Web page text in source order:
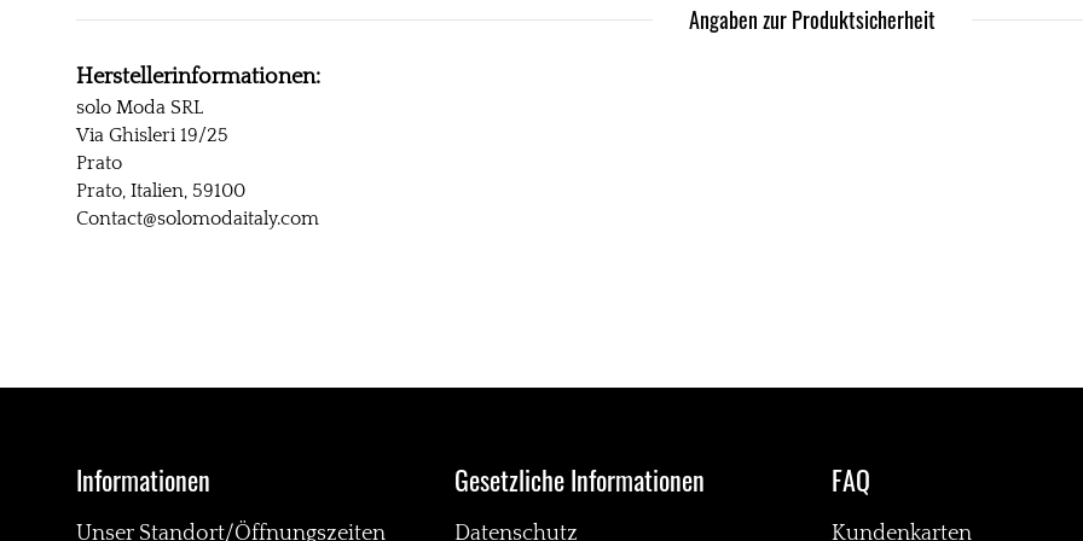
Angaben zur Produktsicherheit
Herstellerinformationen:
solo Moda SRL
Via Ghisleri 19/25
Prato
Prato, Italien, 59100
Contact@solomodaitaly.com
Informationen
Unser Standort/Öffnungszeiten
Gesetzliche Informationen
Datenschutz
FAQ
Kundenkarten